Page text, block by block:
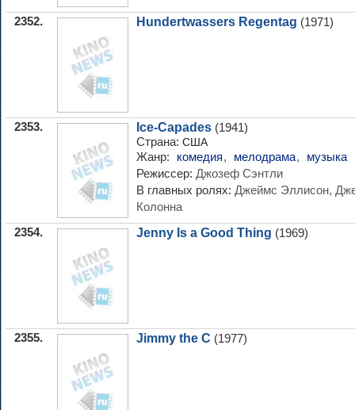
2352. Hundertwassers Regentag (1971)
2353. Ice-Capades (1941)
Страна: США
Жанр: комедия, мелодрама,
музыка
Режиссер: Джозеф Сэнтли
В главных ролях: Джеймс Эллисон,
Колонна
2354. Jenny Is a Good Thing (1969)
2355. Jimmy the C (1977)